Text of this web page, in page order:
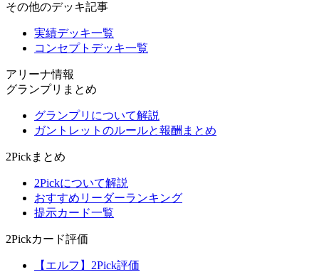
その他のデッキ記事
実績デッキ一覧
コンセプトデッキ一覧
アリーナ情報
グランプリまとめ
グランプリについて解説
ガントレットのルールと報酬まとめ
2Pickまとめ
2Pickについて解説
おすすめリーダーランキング
提示カード一覧
2Pickカード評価
【エルフ】2Pick評価